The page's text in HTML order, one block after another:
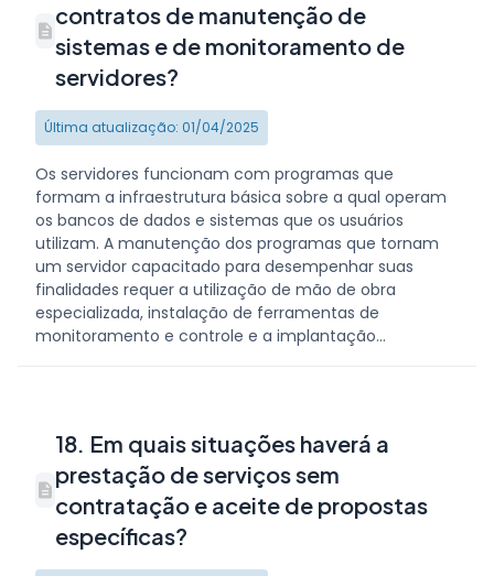
contratos de manutenção de
sistemas e de monitoramento de
servidores?
Última atualização: 01/04/2025
Os servidores funcionam com programas que
formam a infraestrutura básica sobre a qual operam
os bancos de dados e sistemas que os usuários
utilizam. A manutenção dos programas que tornam
um servidor capacitado para desempenhar suas
finalidades requer a utilização de mão de obra
especializada, instalação de ferramentas de
monitoramento e controle e a implantação...
18. Em quais situações haverá a
prestação de serviços sem
contratação e aceite de propostas
específicas?